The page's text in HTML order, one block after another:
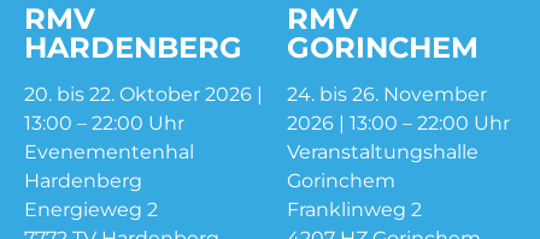
RMV
HARDENBERG
20. bis 22. Oktober 2026 |
13:00 – 22:00 Uhr
Evenementenhal
Hardenberg
Energieweg 2
RMV
GORINCHEM
24. bis 26. November
2026 | 13:00 – 22:00 Uhr
Veranstaltungshalle
Gorinchem
Franklinweg 2